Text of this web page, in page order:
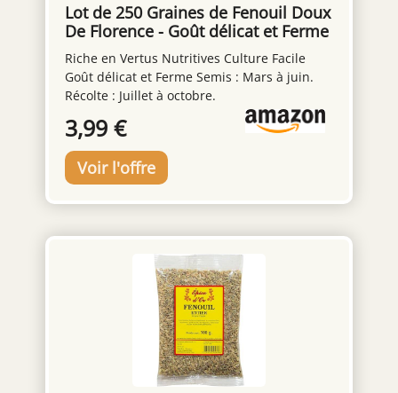
Lot de 250 Graines de Fenouil Doux
De Florence - Goût délicat et Ferme
- bulbes arrondis bien blancs - se
cultive facilement - Riche en Vertus
Nutritives.
Riche en Vertus Nutritives Culture Facile
Goût délicat et Ferme Semis : Mars à juin.
Récolte : Juillet à octobre.
3,99 €